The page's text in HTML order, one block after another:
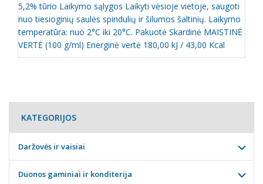
5,2% tūrio Laikymo sąlygos Laikyti vėsioje vietoje, saugoti
nuo tiesioginių saulės spindulių ir šilumos šaltinių. Laikymo
temperatūra: nuo 2°C iki 20°C. Pakuotė Skardinė MAISTINĖ
VERTĖ (100 g/ml) Energinė vertė 180,00 kJ / 43,00 Kcal
KATEGORIJOS
Daržovės ir vaisiai
Duonos gaminiai ir konditerija